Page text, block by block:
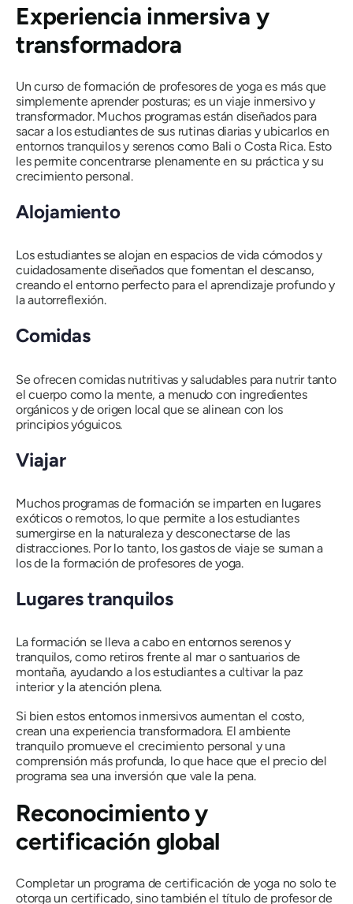
Experiencia inmersiva y
transformadora
Un curso de formación de profesores de yoga es más que
simplemente aprender posturas; es un viaje inmersivo y
transformador. Muchos programas están diseñados para
sacar a los estudiantes de sus rutinas diarias y ubicarlos en
entornos tranquilos y serenos como Bali o Costa Rica. Esto
les permite concentrarse plenamente en su práctica y su
crecimiento personal.
Alojamiento
Los estudiantes se alojan en espacios de vida cómodos y
cuidadosamente diseñados que fomentan el descanso,
creando el entorno perfecto para el aprendizaje profundo y
la autorreflexión.
Comidas
Se ofrecen comidas nutritivas y saludables para nutrir tanto
el cuerpo como la mente, a menudo con ingredientes
orgánicos y de origen local que se alinean con los
principios yóguicos.
Viajar
Muchos programas de formación se imparten en lugares
exóticos o remotos, lo que permite a los estudiantes
sumergirse en la naturaleza y desconectarse de las
distracciones. Por lo tanto, los gastos de viaje se suman a
los de la formación de profesores de yoga.
Lugares tranquilos
La formación se lleva a cabo en entornos serenos y
tranquilos, como retiros frente al mar o santuarios de
montaña, ayudando a los estudiantes a cultivar la paz
interior y la atención plena.
Si bien estos entornos inmersivos aumentan el costo,
crean una experiencia transformadora. El ambiente
tranquilo promueve el crecimiento personal y una
comprensión más profunda, lo que hace que el precio del
programa sea una inversión que vale la pena.
Reconocimiento y
certificación global
Completar un programa de certificación de yoga no solo te
otorga un certificado, sino también el título de profesor de